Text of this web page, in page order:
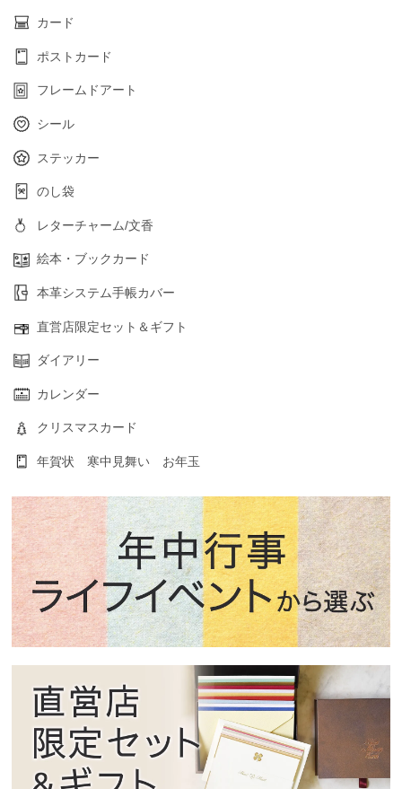
カード
ポストカード
フレームドアート
シール
ステッカー
のし袋
レターチャーム/文香
絵本・ブックカード
本革システム手帳カバー
直営店限定セット＆ギフト
ダイアリー
カレンダー
クリスマスカード
年賀状 寒中見舞い お年玉